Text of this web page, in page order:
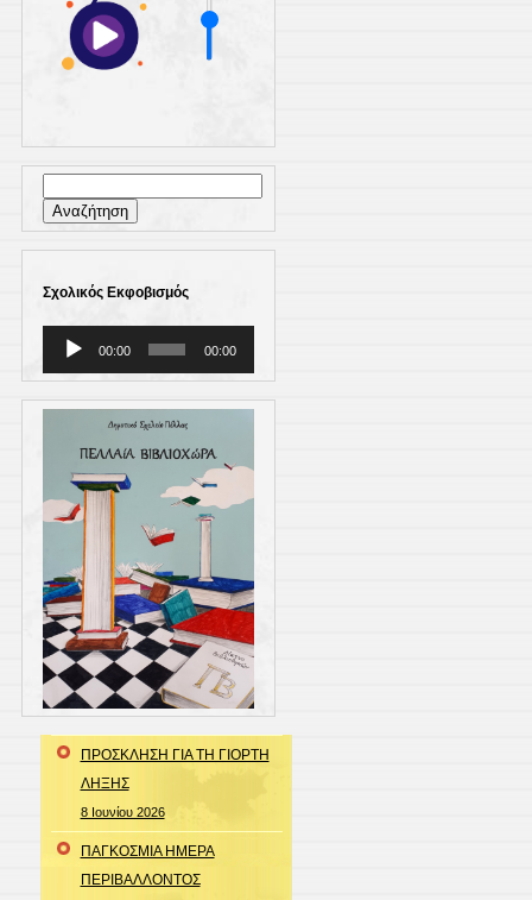
για:
Σχολικός Εκφοβισμός
Πρόγραμμα
00:00 00:00
ΠΡΟΣΚΛΗΣΗ ΓΙΑ ΤΗ ΓΙΟΡΤΗ
ΛΗΞΗΣ
8 Ιουνίου 2026
ΠΑΓΚΟΣΜΙΑ ΗΜΕΡΑ
ΠΕΡΙΒΑΛΛΟΝΤΟΣ